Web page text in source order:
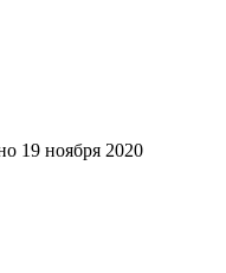
19 ноября 2020